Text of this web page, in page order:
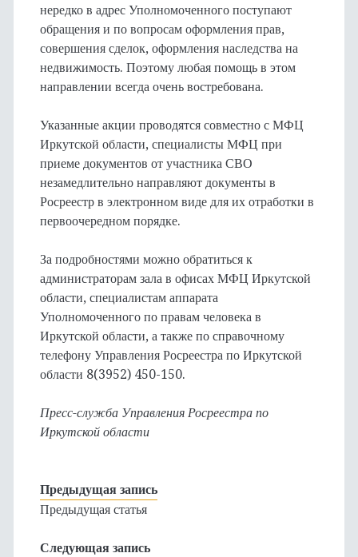
нередко в адрес Уполномоченного поступают
обращения и по вопросам оформления прав,
совершения сделок, оформления наследства на
недвижимость. Поэтому любая помощь в этом
направлении всегда очень востребована.
Указанные акции проводятся совместно с МФЦ
Иркутской области, специалисты МФЦ при
приеме документов от участника СВО
незамедлительно направляют документы в
Росреестр в электронном виде для их отработки в
первоочередном порядке.
За подробностями можно обратиться к
администраторам зала в офисах МФЦ Иркутской
области, специалистам аппарата
Уполномоченного по правам человека в
Иркутской области, а также по справочному
телефону Управления Росреестра по Иркутской
области 8(3952) 450-150.
Пресс-служба Управления Росреестра по
Иркутской области
Предыдущая запись
Предыдущая статья
Следующая запись